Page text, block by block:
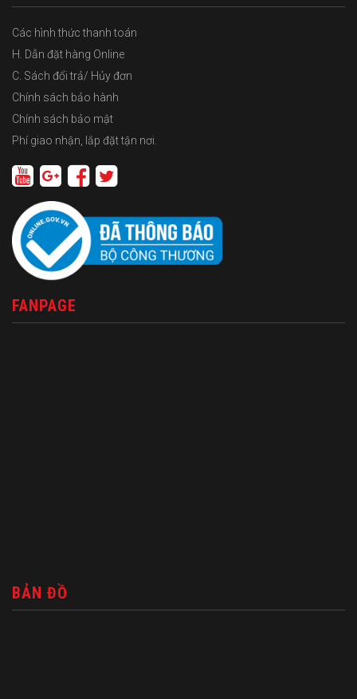
Các hình thức thanh toán
H. Dẫn đặt hàng Online
C. Sách đổi trả/ Hủy đơn
Chính sách bảo hành
Chính sách bảo mật
Phí giao nhận, lắp đặt tận nơi.
FANPAGE
BẢN ĐỒ